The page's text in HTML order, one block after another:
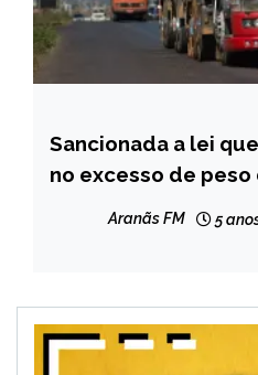
BRASIL
NOTÍCIAS
Sancionada a lei
no excesso de
Aranãs FM 5